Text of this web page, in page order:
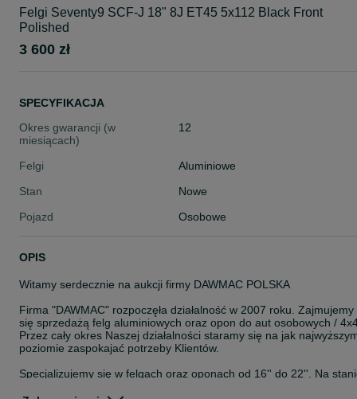
Felgi Seventy9 SCF-J 18" 8J ET45 5x112 Black Front
Polished
3 600 zł
SPECYFIKACJA
Okres gwarancji (w
miesiącach)
12
Felgi
Aluminiowe
Stan
Nowe
Pojazd
Osobowe
OPIS
Witamy serdecznie na aukcji firmy DAWMAC POLSKA
Firma "DAWMAC" rozpoczęła działalność w 2007 roku. Zajmujemy
się sprzedażą felg aluminiowych oraz opon do aut osobowych /
Przez cały okres Naszej działalności staramy się na jak
poziomie zaspokajać potrzeby Klientów.
Specjalizujemy się w felgach oraz oponach od 16'' do 22''. Na